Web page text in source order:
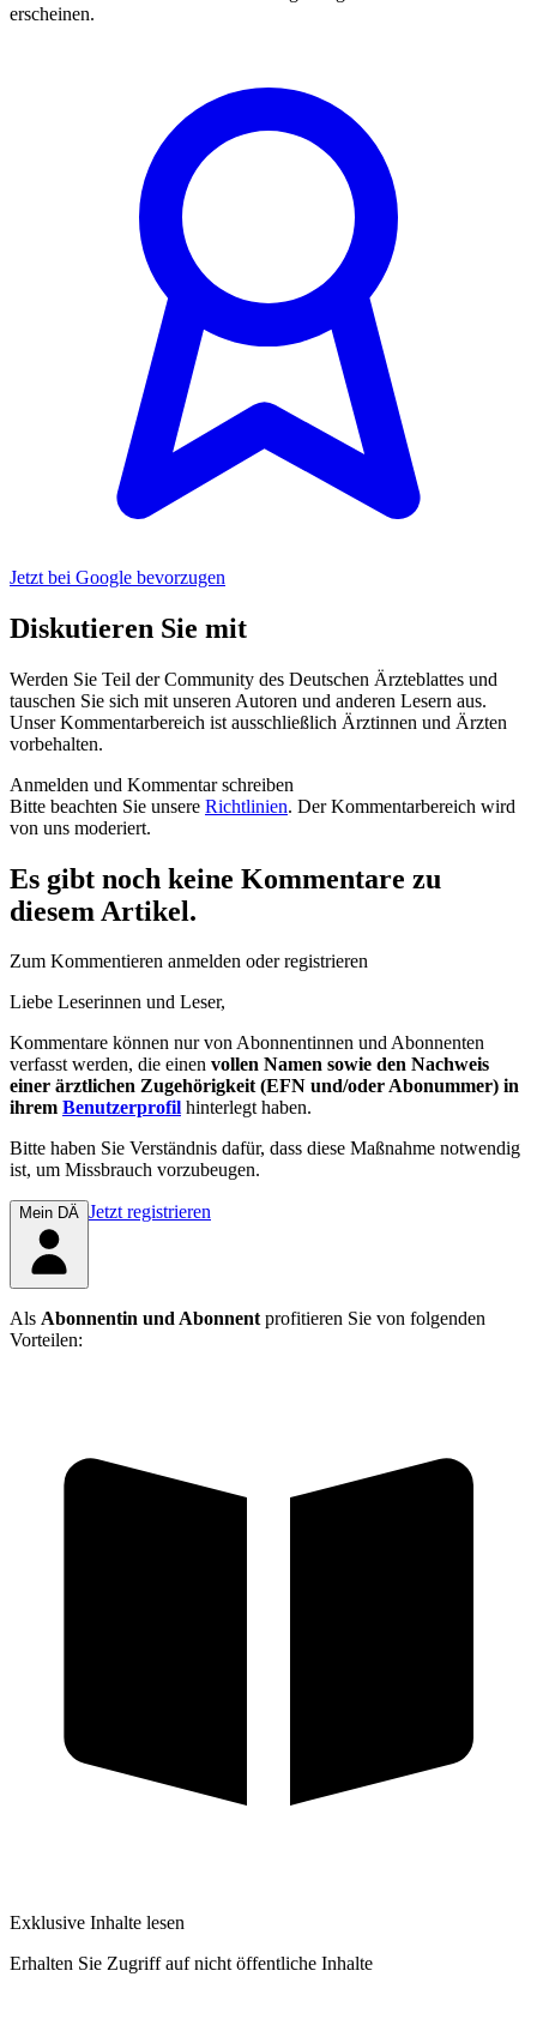
erscheinen.
Jetzt bei Google bevorzugen
Diskutieren Sie mit
Werden Sie Teil der Community des Deutschen Ärzteblattes und
tauschen Sie sich mit unseren Autoren und anderen Lesern aus.
Unser Kommentarbereich ist ausschließlich Ärztinnen und Ärzten
vorbehalten.
Anmelden und Kommentar schreiben
Bitte beachten Sie unsere Richtlinien. Der Kommentarbereich wird
von uns moderiert.
Es gibt noch keine Kommentare zu
diesem Artikel.
Zum Kommentieren anmelden oder registrieren
Liebe Leserinnen und Leser,
Kommentare können nur von Abonnentinnen und Abonnenten
verfasst werden, die einen vollen Namen sowie den Nachweis
einer ärztlichen Zugehörigkeit (EFN und/oder Abonummer) in
ihrem Benutzerprofil hinterlegt haben.
Bitte haben Sie Verständnis dafür, dass diese Maßnahme notwendig
ist, um Missbrauch vorzubeugen.
Mein DÄ Jetzt registrieren
Als Abonnentin und Abonnentprofitieren Sie von folgenden
Vorteilen:
Exklusive Inhalte lesen
Erhalten Sie Zugriff auf nicht öffentliche Inhalte